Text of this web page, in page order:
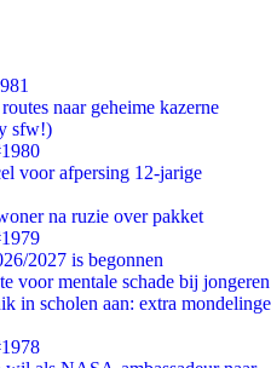
naar geheime kazerne
sfw!)
voor afpersing 12-jarige
na ruzie over pakket
2027 is begonnen
voor mentale schade bij jongeren
in scholen aan: extra mondelinge